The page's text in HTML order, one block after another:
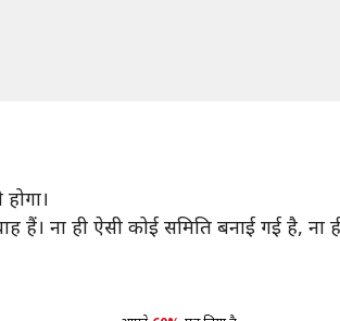
ना ही ऐसी कोई समिति बनाई गई है,